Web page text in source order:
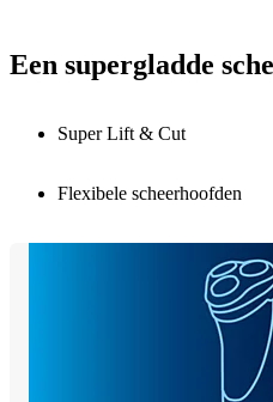
Een supergladde
Super Lift & Cut
Flexibele scheerhoofden